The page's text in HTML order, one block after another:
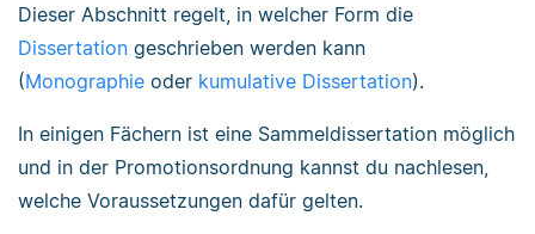
Dieser Abschnitt regelt, in welcher Form die
Dissertation geschrieben werden kann
(Monographie oder kumulative Dissertation).
In einigen Fächern ist eine Sammeldissertation möglich
und in der Promotionsordnung kannst du nachlesen,
welche Voraussetzungen dafür gelten.